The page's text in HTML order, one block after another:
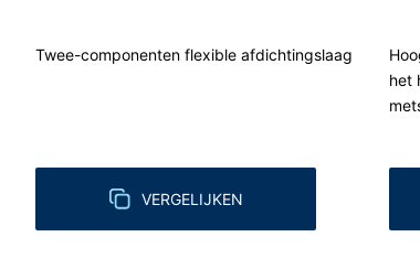
Twee-componenten flexible afdichtingslaag
VERGELIJKEN
het